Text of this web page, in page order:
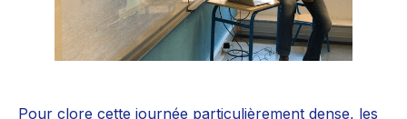
Pour clore cette journée particulièrement dense, les